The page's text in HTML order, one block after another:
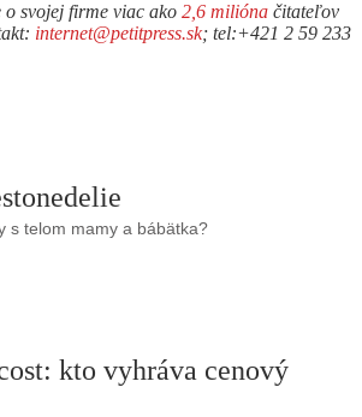
o svojej firme viac ako 2,6 milióna čitateľov
internet@petitpress.sk; tel:+421 2 59 233
s telom mamy a bábätka?
kto vyhráva cenový